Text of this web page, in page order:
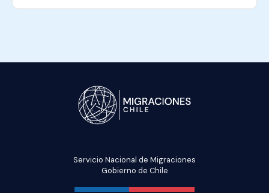
Servicio Nacional de Migraciones
Gobierno de Chile